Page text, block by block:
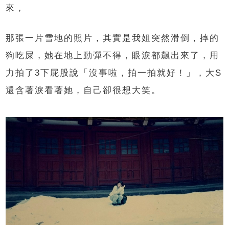
來，
那張一片雪地的照片，其實是我姐突然滑倒，摔的
狗吃屎，她在地上動彈不得，眼淚都飆出來了，用
力拍了3下屁股說「沒事啦，拍一拍就好！」，大S
還含著淚看著她，自己卻很想大笑。